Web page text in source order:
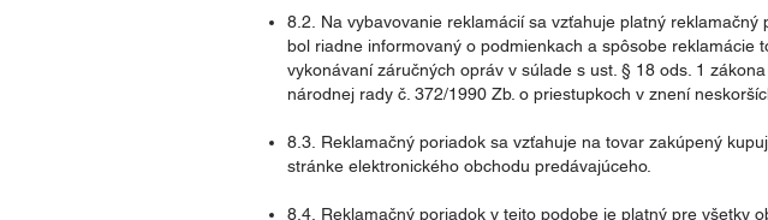
8.2. Na vybavovanie reklamácií sa vzťahuje platný
bol riadne informovaný o podmienkach a spôsobe
vykonávaní záručných opráv v súlade s ust. § 18 ods. 1
národnej rady č. 372/1990 Zb. o priestupkoch v znení
8.3. Reklamačný poriadok sa vzťahuje na tovar zakúpený
stránke elektronického obchodu predávajúceho.
8.4. Reklamačný poriadok v tejto podobe je platný pre všetky